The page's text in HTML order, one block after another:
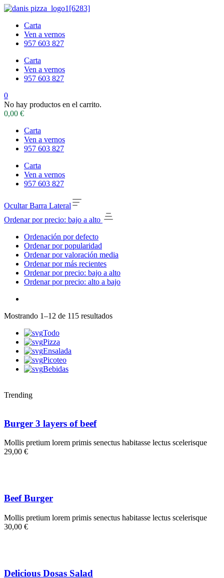
Carta
Ven a vernos
957 603 827
Carta
Ven a vernos
957 603 827
0
No hay productos en el carrito.
0,00 €
Carta
Ven a vernos
957 603 827
Carta
Ven a vernos
957 603 827
Ocultar Barra Lateral
Ordenar por precio: bajo a alto
Ordenación por defecto
Ordenar por popularidad
Ordenar por valoración media
Ordenar por más recientes
Ordenar por precio: bajo a alto
Ordenar por precio: alto a bajo
Mostrando 1–12 de 115 resultadosOrdenado
Todo
Pizza
Ensalada
Picoteo
Bebidas
Trending
Burger 3 layers of beef
Mollis pretium lorem primis senectus habitasse lectus scelerisque
29,00 €
Beef Burger
Mollis pretium lorem primis senectus habitasse lectus scelerisque
30,00 €
Delicious Dosas Salad